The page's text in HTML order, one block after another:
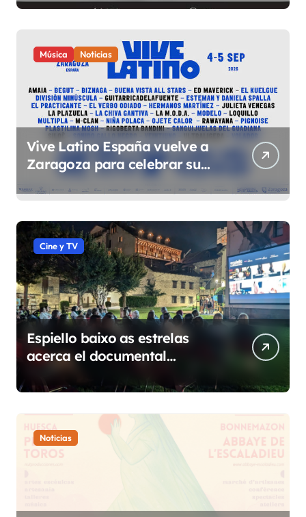
Música Noticias
Vive Latino España vuelve a
Zaragoza para celebrar su
quinta edición el 4 y 5 de
septiembre en el Espacio
Expo
Cine y TV
Espiello baixo as estrelas
acerca el documental
etnográfico a 14 localidades
de Sobrarbe
Noticias